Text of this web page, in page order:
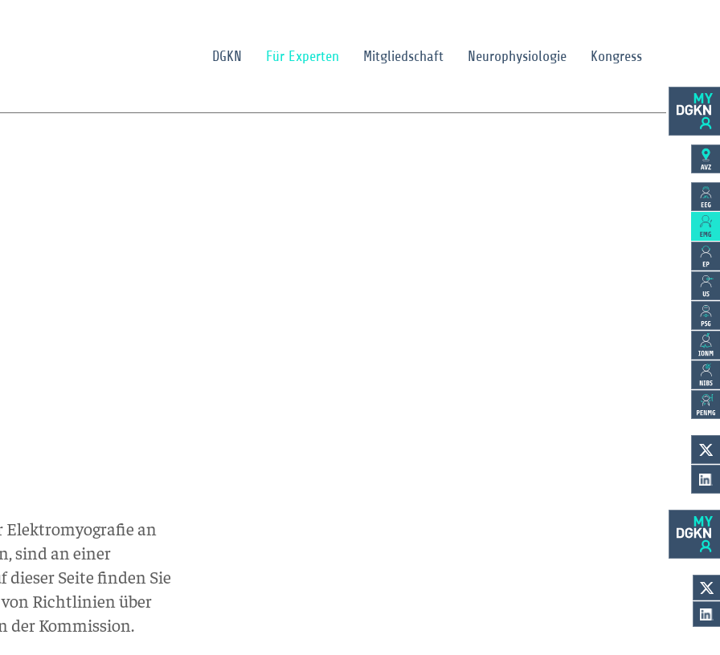
DGKN Für Experten Mitgliedschaft Neurophysiologie Kongress
Elektromyografie an
sind an einer
dieser Seite finden Sie
Richtlinien über
der Kommission.